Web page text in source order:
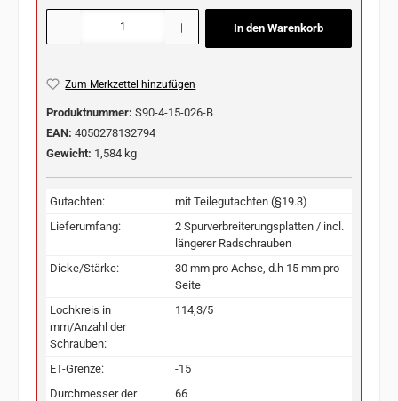
Produkt Anzahl: Gib den gewünschten Wert ein oder benutze die Schaltflächen
In den Warenkorb
Zum Merkzettel hinzufügen
Produktnummer: S90-4-15-026-B
EAN: 4050278132794
Gewicht: 1,584 kg
Gutachten:
mit Teilegutachten (§19.3)
Lieferumfang:
2 Spurverbreiterungsplatten / incl.
längerer Radschrauben
Dicke/Stärke:
30 mm pro Achse, d.h 15 mm pro
Seite
Lochkreis in
mm/Anzahl der
Schrauben:
114,3/5
ET-Grenze:
-15
Durchmesser der
66